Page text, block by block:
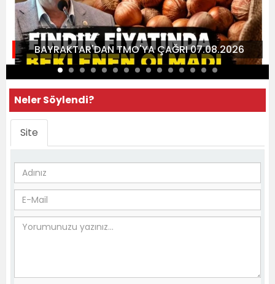
BAYRAKTAR'DAN TMO'YA ÇAĞRI 07.08.2026
Neler Söylendi?
Site